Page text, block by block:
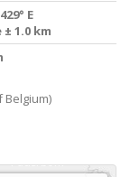
E
1.0 km
Belgium)